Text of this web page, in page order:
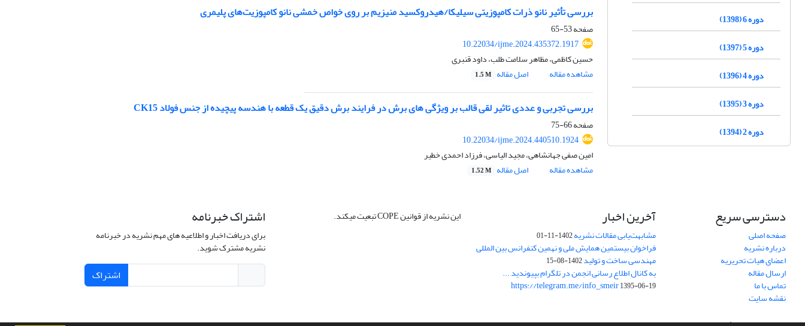
بررسی تأثیر نانو ذرات کامپوزیتی سیلیکا/هیدروکسید منیزیم بر روی خواص خمشی نانو کامپوزیت‌های پلیمری
صفحه53-65
10.22034/ijme.2024.435372.1917
حسین کاظمی، مظاهر سلامت طلب، داود قنبری
مشاهده مقاله
اصل مقاله 1.5 M
بررسی تجربی و عددی تاثیر لقی قالب بر ویژگی‏ های برش در فرایند برش دقیق یک قطعه با هندسه پیچیده از جنس فولاد CK15
صفحه66-75
10.22034/ijme.2024.440510.1924
امین صفی جهانشاهی، مجید الیاسی، فرزاد احمدی خطیر
مشاهده مقاله
اصل مقاله 1.52 M
دوره 6 (1398)
دوره 5 (1397)
دوره 4 (1396)
دوره 3 (1395)
دوره 2 (1394)
دسترسی سریع
صفحه اصلی
درباره نشریه
اعضای هیات تحریریه
ارسال مقاله
تماس با ما
نقشه سایت
آخرین اخبار
مشابهت‌یابی مقالات نشریه1402-11-01
فراخوان بیستمین همایش ملی و نهمین کنفرانس بین المللی
مهندسی ساخت و تولید1402-08-15
به کانال اطلاع رسانی انجمن در تلگرام بپیوندید ...
https://telegram.me/info_smeir1395-06-19
این نشریه از قوانین COPE تبعیت میکند. اشتراک خبرنامه
برای دریافت اخبار و اطلاعیه های مهم نشریه در خبرنامه
نشریه مشترک شوید.
اشتراک